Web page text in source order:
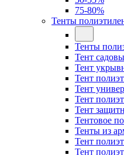
75-80%
Тенты
Тенты
Тент
Тент
Тент
Тент
Тент
Тент
Тентовое
Тенты из
Тент
Тент